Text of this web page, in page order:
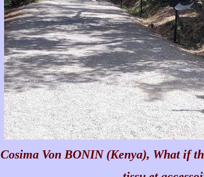
Cosima Von BONIN (Kenya), What if